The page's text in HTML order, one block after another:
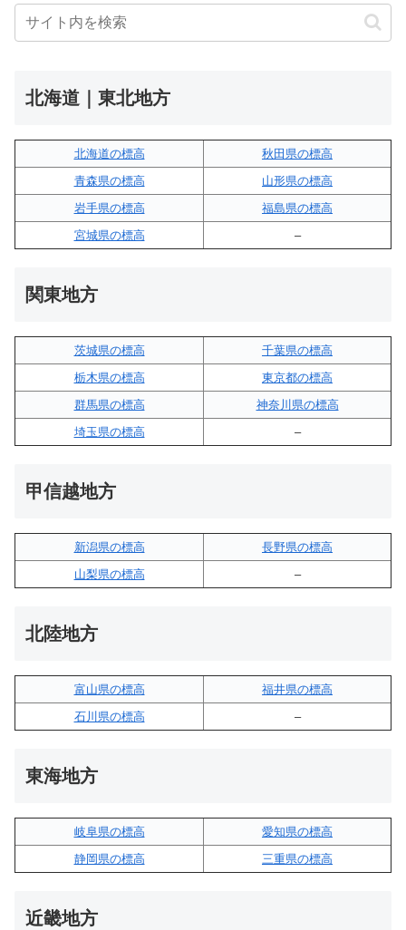
北海道｜東北地方
北海道の標高
秋田県の標高
青森県の標高
山形県の標高
岩手県の標高
福島県の標高
宮城県の標高
–
関東地方
茨城県の標高
千葉県の標高
栃木県の標高
東京都の標高
群馬県の標高
神奈川県の標高
埼玉県の標高
–
甲信越地方
新潟県の標高
長野県の標高
山梨県の標高
–
北陸地方
富山県の標高
福井県の標高
石川県の標高
–
東海地方
岐阜県の標高
愛知県の標高
静岡県の標高
三重県の標高
近畿地方